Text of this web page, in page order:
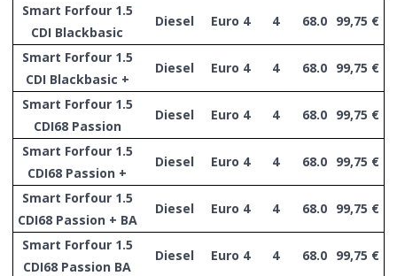
Smart Forfour 1.5
CDI Blackbasic
Diesel Euro 4 4 68.0 99,75 €
Smart Forfour 1.5
CDI Blackbasic +
Diesel Euro 4 4 68.0 99,75 €
Smart Forfour 1.5
CDI68 Passion
Diesel Euro 4 4 68.0 99,75 €
Smart Forfour 1.5
CDI68 Passion +
Diesel Euro 4 4 68.0 99,75 €
Smart Forfour 1.5
CDI68 Passion + BA
Diesel Euro 4 4 68.0 99,75 €
Smart Forfour 1.5
CDI68 Passion BA
Diesel Euro 4 4 68.0 99,75 €